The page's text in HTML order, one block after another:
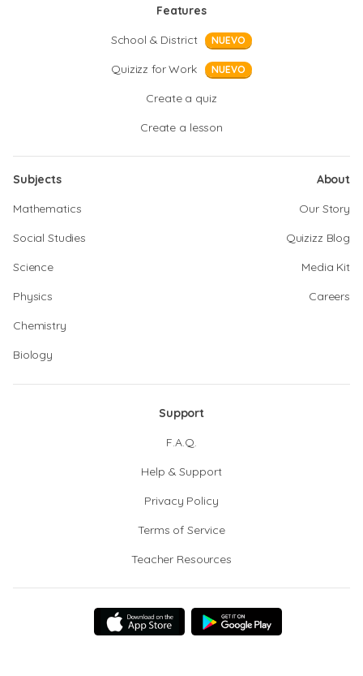
Features
School & District
NUEVO
Quizizz for Work NUEVO
Create a quiz
Create a lesson
Subjects
Mathematics
Social Studies
Science
Physics
Chemistry
Biology
About
Our Story
Quizizz Blog
Media Kit
Careers
Support
F.A.Q.
Help & Support
Privacy Policy
Terms of Service
Teacher Resources